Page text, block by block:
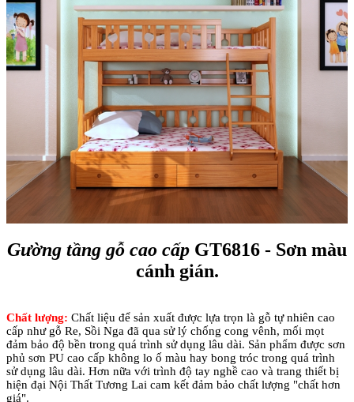
Gường tầng gỗ cao cấp GT6816 - Sơn màu
cánh gián.
Chất lượng: Chất liệu để sản xuất được lựa trọn là gỗ tự nhiên cao
cấp như gỗ Re, Sồi Nga đã qua sử lý chống cong vênh, mối mọt
đảm bảo độ bền trong quá trình sử dụng lâu dài. Sản phẩm được sơn
phủ sơn PU cao cấp không lo ố màu hay bong tróc trong quá trình
sử dụng lâu dài. Hơn nữa với trình độ tay nghề cao và trang thiết bị
hiện đại Nội Thất Tương Lai cam kết đảm bảo chất lượng "chất hơn
giá".